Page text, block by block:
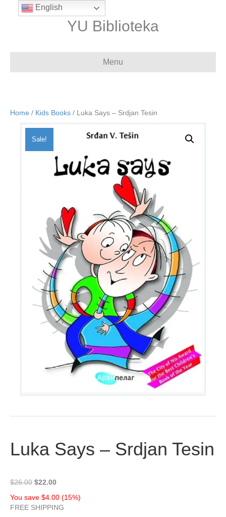
YU Biblioteka
Menu
Home / Kids Books / Luka Says – Srdjan Tesin
Sale!
Luka Says – Srdjan Tesin
$26.00 Original
was:
$26.00.
$22.00Current
is:
$22.00.
You save $4.00 (15%)
FREE SHIPPING
English